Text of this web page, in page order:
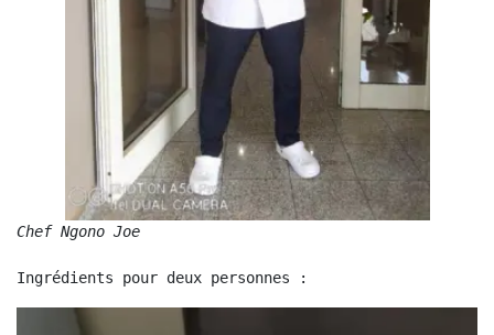
Chef Ngono Joe
Ingrédients pour deux personnes :